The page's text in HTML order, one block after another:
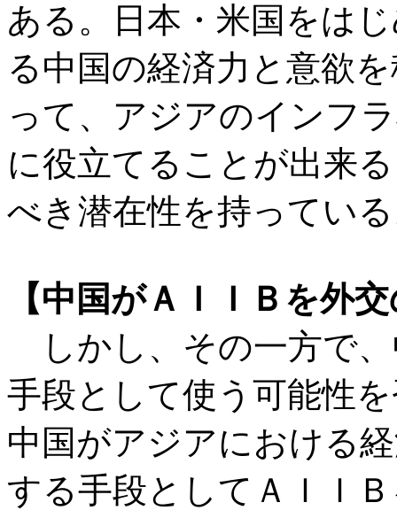
ある。日本・米国をは
る中国の経済力と意欲
って、アジアのインフ
に役立てることが出来
べき潜在性を持ってい
【中国がＡＩＩＢを外
しかし、その一方で
手段として使う可能性
中国がアジアにおける
する手段としてＡＩＩ